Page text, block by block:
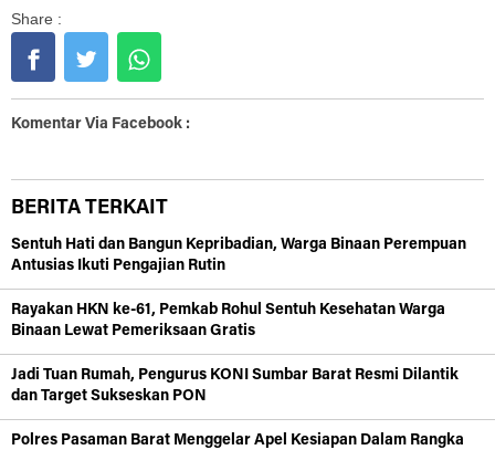
Share :
Komentar Via Facebook :
BERITA TERKAIT
Sentuh Hati dan Bangun Kepribadian, Warga Binaan Perempuan
Antusias Ikuti Pengajian Rutin
Rayakan HKN ke-61, Pemkab Rohul Sentuh Kesehatan Warga
Binaan Lewat Pemeriksaan Gratis
Jadi Tuan Rumah, Pengurus KONI Sumbar Barat Resmi Dilantik
dan Target Sukseskan PON
Polres Pasaman Barat Menggelar Apel Kesiapan Dalam Rangka